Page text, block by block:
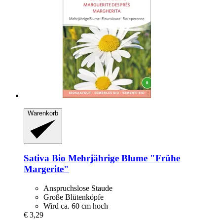
Warenkorb
Sativa Bio Mehrjährige Blume "Frühe
Margerite"
Anspruchslose Staude
Große Blütenköpfe
Wird ca. 60 cm hoch
€ 3,29